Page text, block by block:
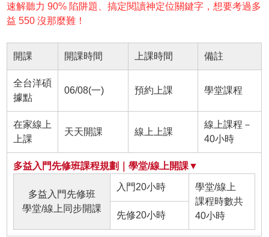
速解聽力 90% 陷阱題、搞定閱讀神定位關鍵字，想要考過多
益 550 沒那麼難！
開課 開課時間 上課時間 備註
全台洋碩
據點
06/08(一) 預約上課 學堂課程
在家線上
上課
天天開課 線上上課
線上課程－
40小時
多益入門先修班課程規劃｜學堂/線上開課▼
多益入門先修班
學堂/線上同步開課
入門20小時
學堂/線上
課程時數共
40小時
先修20小時